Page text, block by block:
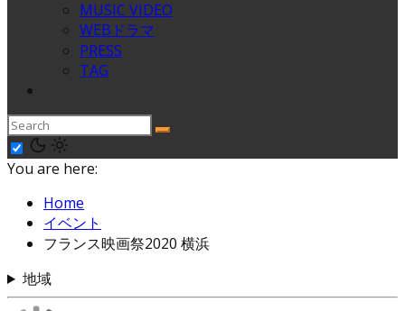
MUSIC VIDEO
WEBドラマ
PRESS
TAG
You are here:
Home
イベント
フランス映画祭2020 横浜
地域